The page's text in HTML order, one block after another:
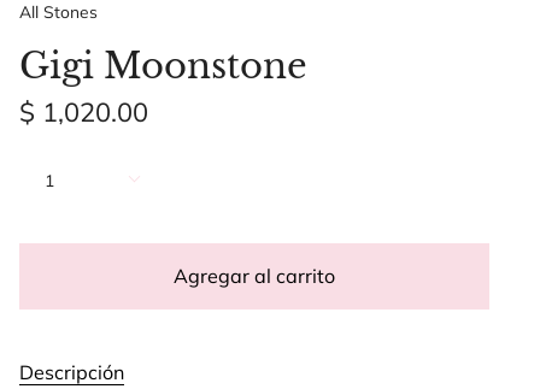
All Stones
Gigi Moonstone
$ 1,020.00
1
Agregar al carrito
Descripción